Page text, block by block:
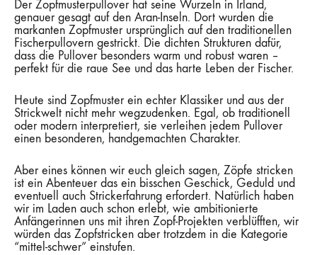
Der Zopfmusterpullover hat seine Wurzeln in Irland,
genauer gesagt auf den Aran-Inseln. Dort wurden die
markanten Zopfmuster ursprünglich auf den traditionellen
Fischerpullovern gestrickt. Die dichten Strukturen dafür,
dass die Pullover besonders warm und robust waren –
perfekt für die raue See und das harte Leben der Fischer.
Heute sind Zopfmuster ein echter Klassiker und aus der
Strickwelt nicht mehr wegzudenken. Egal, ob traditionell
oder modern interpretiert, sie verleihen jedem Pullover
einen besonderen, handgemachten Charakter.
Aber eines können wir euch gleich sagen, Zöpfe stricken
ist ein Abenteuer das ein bisschen Geschick, Geduld und
eventuell auch Strickerfahrung erfordert. Natürlich haben
wir im Laden auch schon erlebt, wie ambitionierte
Anfängerinnen uns mit ihren Zopf-Projekten verblüfften, wir
würden das Zopfstricken aber trotzdem in die Kategorie
“mittel-schwer” einstufen.